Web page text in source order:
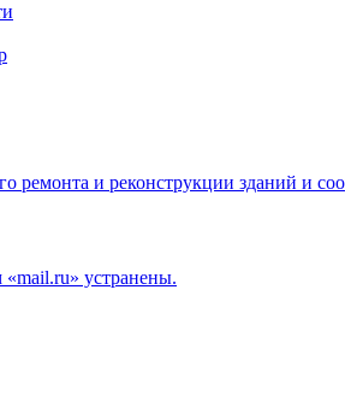
ремонта и реконструкции зданий и
устранены.